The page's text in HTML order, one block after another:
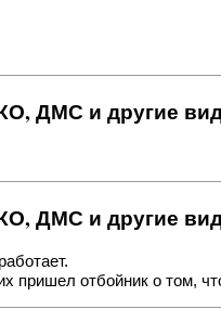
ДМС и другие
ДМС и другие
пришел отбойник о том,